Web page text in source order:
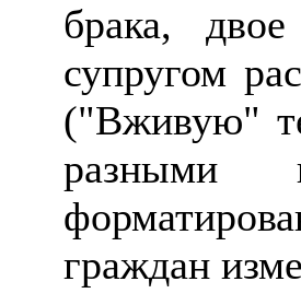
брака,
супругом
("Вживую"
разными
граждан